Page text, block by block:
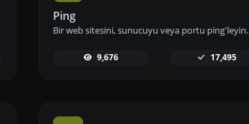
Ping
Bir web sitesini, sunucuyu veya portu ping'leyin.
9,676 17,495